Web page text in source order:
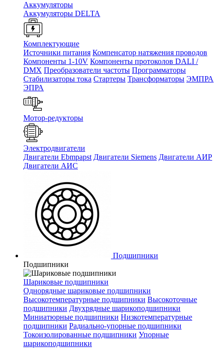
Аккумуляторы
Аккумуляторы DELTA
Комплектующие
Источники питания Компенсатор натяжения проводов
Компоненты 1-10V Компоненты протоколов DALI /
DMX Преобразователи частоты Программаторы
Стабилизаторы тока Стартеры Трансформаторы ЭМПРА
ЭПРА
Мотор-редукторы
Электродвигатели
Двигатели Ebmpapst Двигатели Siemens Двигатели АИР
Двигатели АИС
Подшипники
Подшипники
Шариковые подшипники
Однорядные шариковые подшипники
Высокотемпературные подшипники Высокоточные
подшипники Двухрядные шарикоподшипники
Миниатюрные подшипники Низкотемпературные
подшипники Радиально-упорные подшипники
Токоизолированные подшипники Упорные
шарикоподшипники